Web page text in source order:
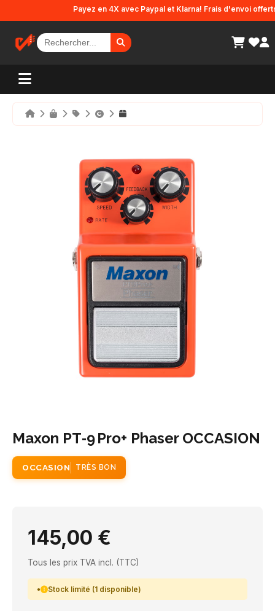
Payez en 4X avec Paypal et Klarna! Frais d'envoi offerts
Maxon PT‑9 Pro+ Phaser OCCASION
OCCASION TRÈS BON
145,00 €
Tous les prix TVA incl. (TTC)
Stock limité (1 disponible)
Panneau de gestion des cookies